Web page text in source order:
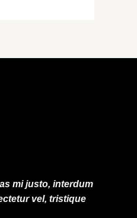
mi justo, interdum
vel, tristique